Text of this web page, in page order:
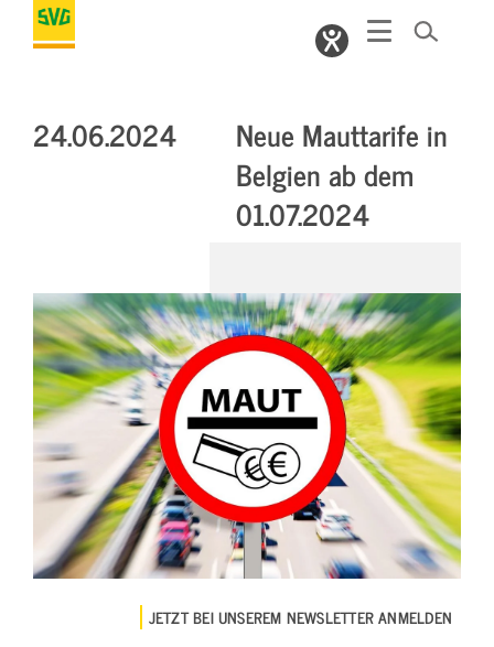
24.06.2024
Neue Mauttarife in
Belgien ab dem
01.07.2024
JETZT BEI UNSEREM NEWSLETTER ANMELDEN